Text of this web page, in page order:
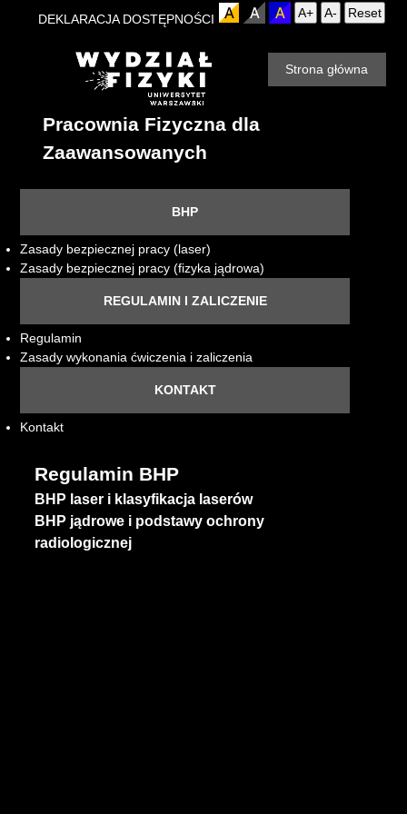
DEKLARACJA DOSTĘPNOŚCI Reset
A-
A+
Strona główna
Pracownia Fizyczna dla
Zaawansowanych
BHP
Zasady bezpiecznej pracy (laser)
Zasady bezpiecznej pracy (fizyka jądrowa)
REGULAMIN I ZALICZENIE
Regulamin
Zasady wykonania ćwiczenia i zaliczenia
KONTAKT
Kontakt
Regulamin BHP
BHP laser i klasyfikacja laserów
BHP jądrowei podstawy ochrony
radiologicznej